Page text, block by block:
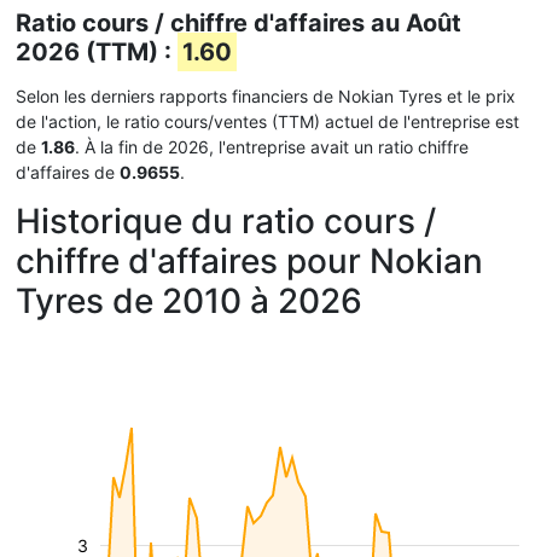
Ratio cours / chiffre d'affaires au Août
2026 (TTM) : 1.60
Selon les derniers rapports financiers de Nokian Tyres et le prix
de l'action, le ratio cours/ventes (TTM) actuel de l'entreprise est
de 1.86. À la fin de 2026, l'entreprise avait un ratio chiffre
d'affaires de 0.9655.
Historique du ratio cours /
chiffre d'affaires pour Nokian
Tyres de 2010 à 2026
3